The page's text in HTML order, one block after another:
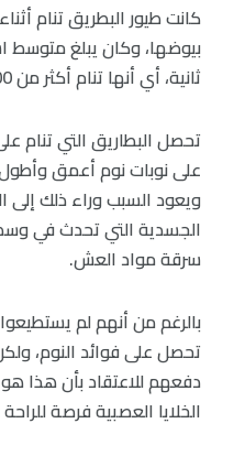
كانت طيور البطريق تنام
ثانية، أي أنها تنام أكثر من 10000 آلاف مرة في اليوم.
تحصل البطاريق التي تنام
على نوبات نوم أعمق وأطول
ويعود السبب وراء ذلك إلى
الجسدية التي تحدث في
سرقة مواد العش.
بالرغم من أنهم لم
تحصل على فوائد النوم،
دفعهم للاعتقاد بأن هذا
الخلايا العصبية فرصة